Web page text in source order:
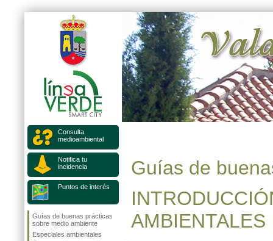
Consulta
medioambiental
Notifica tu
incidencia
Puntos de interés
Guías de buenas prácticas
sobre medio ambiente
Especiales ambientales
Guías de
AMBIENTALES